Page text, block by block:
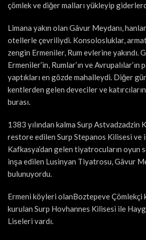
çömlek ve diğer malları yükleyip
Limana yakın olan Gâvur Meydanı,
otellerle çevriliydi. Konsolosluklar,
zengin Ermeniler, Rum evlerine yakındı.
Ermeniler’in, Rumlar’ın ve
yaptıkları en gözde mahalleydi. Diğer
kentlerden gelen deveciler ve
burası.
1383 yılından kalma Surp Astvadzadzin
restore edilen Surp Stepanos Kilisesi ve
Kafkasya’dan gelen tiyatrocuların oyun
inşa edilen Lusinyan Tiyatrosu, Gâvur
bulunuyordu.
Ermeni köyleri olanBoztepeve Çömlekçi
kurulan Surp Hovhannes Kilisesi ile
Liseleri vardı.